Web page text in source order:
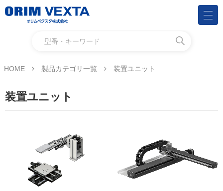
HOME 製品カテゴリ一覧 装置ユニット
装置ユニット